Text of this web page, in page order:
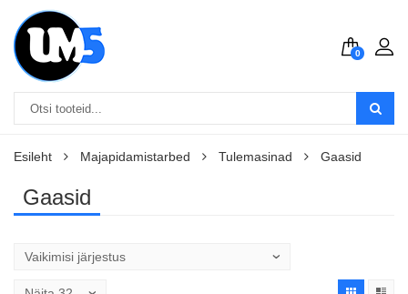
0
Esileht Majapidamistarbed Tulemasinad Gaasid
Gaasid